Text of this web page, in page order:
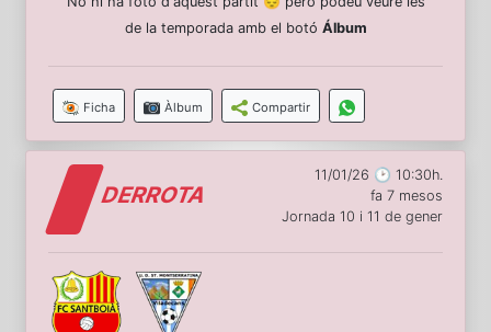
de la temporada amb el botó Álbum
Ficha Àlbum Compartir
DERROTA
11/01/26 🕑 10:30h.
fa 7 mesos
Jornada 10 i 11 de gener